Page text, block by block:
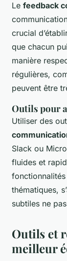
Le feedback
crucial
que chacun
manière
régulières,
peuvent être
Outils pour
Utiliser des
Slack ou
fluides et
thématiques,
subtiles ne
Outils et
meilleur